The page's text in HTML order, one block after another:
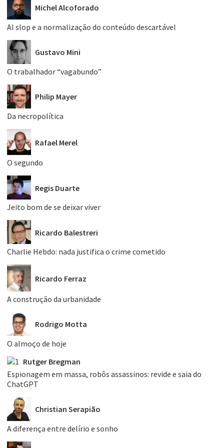
Michel Alcoforado
AI slop e a normalização do conteúdo descartável
Gustavo Mini
O trabalhador “vagabundo”
Philip Mayer
Da necropolítica
Rafael Merel
O segundo
Regis Duarte
Jeito bom de se deixar viver
Ricardo Balestreri
Charlie Hebdo: nada justifica o crime cometido
Ricardo Ferraz
A construção da urbanidade
Rodrigo Motta
O almoço de hoje
Rutger Bregman
Espionagem em massa, robôs assassinos: revide e saia do
ChatGPT
Christian Serapião
A diferença entre delírio e sonho